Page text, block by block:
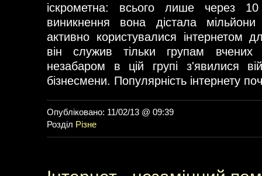
іскрометна: всього лише через 10
виникнення вона дістала мільйони
активно користувалися інтернетом
він служив тільки групам вчених
незабаром в цій групі з'явилися
бізнесмени. Популярність інтернету
Опубліковано: 11/02/13 @ 09:39
Розділ Різне